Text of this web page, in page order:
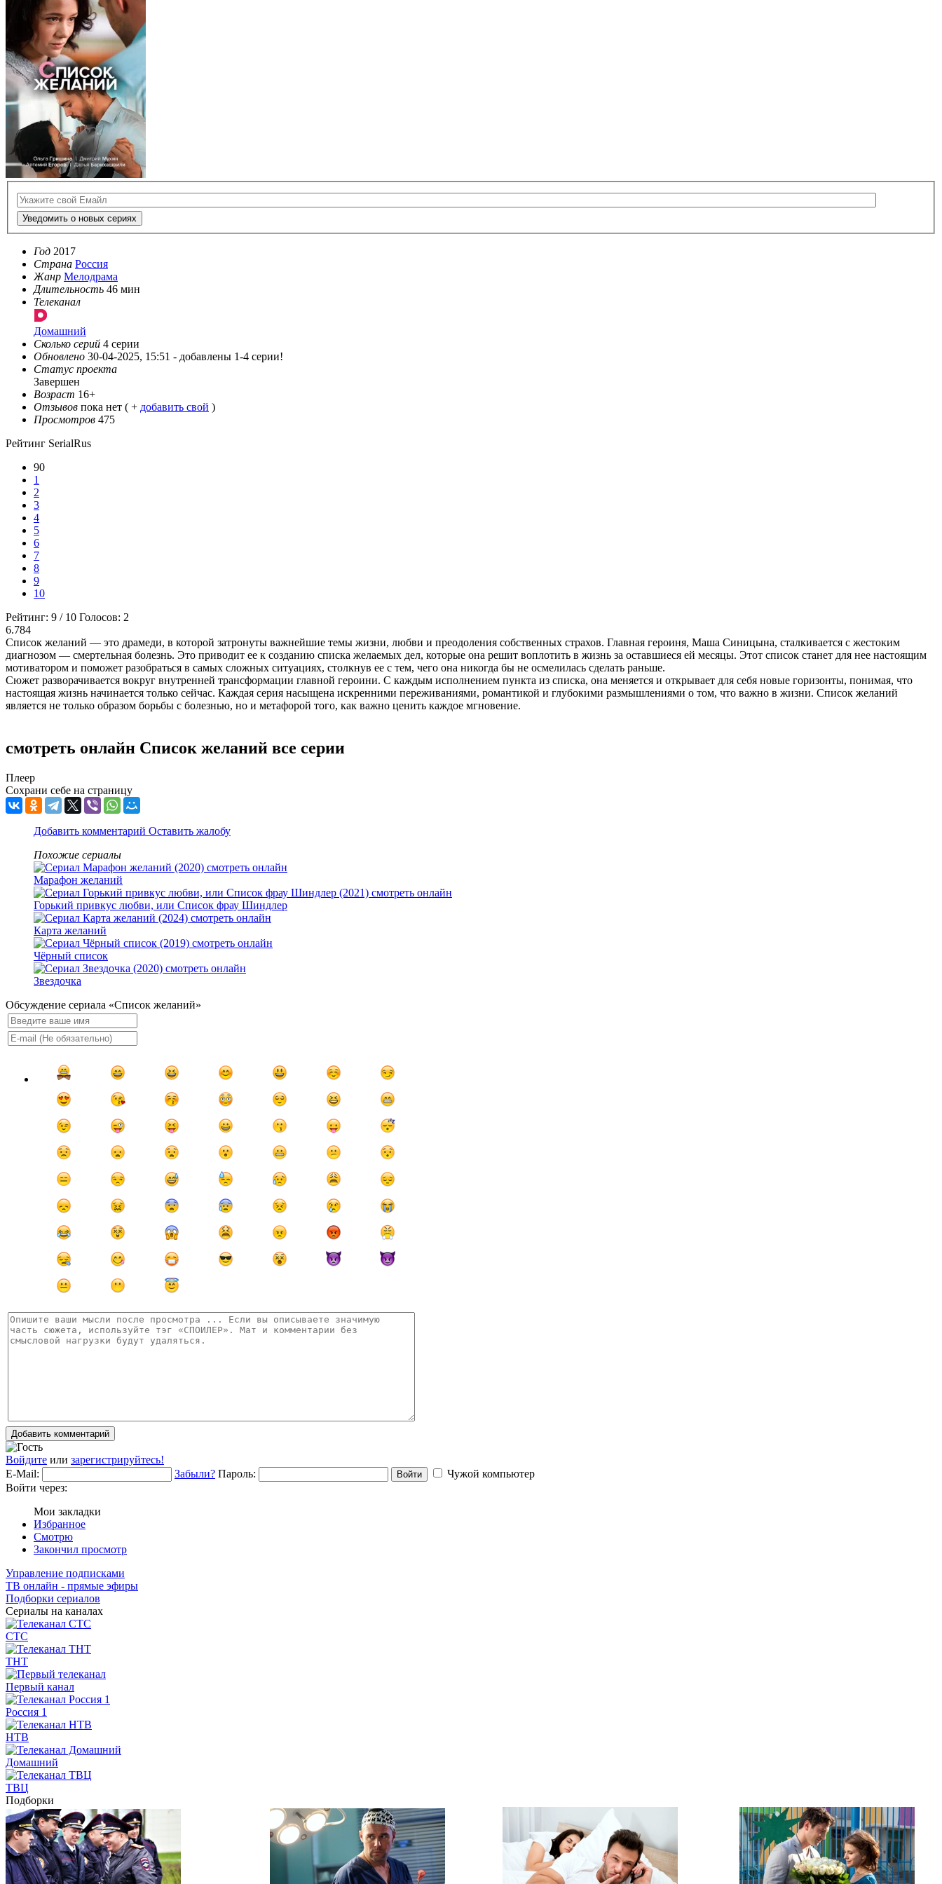
Уведомить о новых сериях
Год 2017
Страна Россия
Жанр Мелодрама
Длительность 46 мин
Телеканал
Домашний
Сколько серий 4 серии
Обновлено 30-04-2025, 15:51 - добавлены 1-4 серии!
Статус проекта
Завершен
Возраст 16+
Отзывов пока нет ( + добавить свой )
Просмотров 475
Рейтинг SerialRus
90
1
2
3
4
5
6
7
8
9
10
Рейтинг: 9 / 10 Голосов: 2
6.784
Список желаний — это драмеди, в которой затронуты важнейшие темы жизни, любви и преодоления собственных страхов. Главная героиня, Маша Синицына, сталкивается с жестоким
диагнозом — смертельная болезнь. Это приводит ее к созданию списка желаемых дел, которые она решит воплотить в жизнь за оставшиеся ей месяцы. Этот список станет для нее настоящим
мотиватором и поможет разобраться в самых сложных ситуациях, столкнув ее с тем, чего она никогда бы не осмелилась сделать раньше.
Сюжет разворачивается вокруг внутренней трансформации главной героини. С каждым исполнением пункта из списка, она меняется и открывает для себя новые горизонты, понимая, что
настоящая жизнь начинается только сейчас. Каждая серия насыщена искренними переживаниями, романтикой и глубокими размышлениями о том, что важно в жизни. Список желаний
является не только образом борьбы с болезнью, но и метафорой того, как важно ценить каждое мгновение.
смотреть онлайн Список желаний все серии
Плеер
Сохрани себе на страницу
Добавить комментарий Оставить жалобу
Похожие сериалы
Марафон желаний
Горький привкус любви, или Список фрау Шиндлер
Карта желаний
Чёрный список
Звездочка
Обсуждение сериала «Список желаний»
Добавить комментарий
Войдите или зарегистрируйтесь!
E-Mail:
Забыли? Пароль: Войти
Чужой компьютер
Войти через:
Мои закладки
Избранное
Смотрю
Закончил просмотр
Управление подписками
ТВ онлайн - прямые эфиры
Подборки сериалов
Сериалы на каналах
СТС
ТНТ
Первый канал
Россия 1
НТВ
Домашний
ТВЦ
Подборки